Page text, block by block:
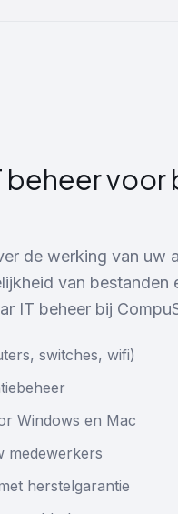
voor
de werking van uw
van bestanden
IT beheer bij
switches, wifi)
Windows en Mac
medewerkers
herstelgarantie